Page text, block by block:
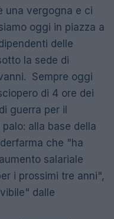
una vergogna e ci
oggi in piazza a
delle
la sede di
Sempre oggi
di 4 ore dei
guerra per il
alla base della
che "ha
salariale
i prossimi tre anni",
dalle